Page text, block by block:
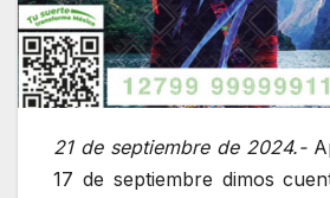
21 de septiembre de 2024.-
17 de septiembre dimos